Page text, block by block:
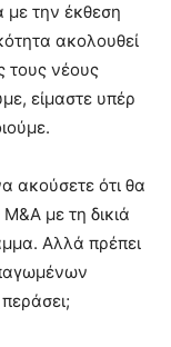
την έκθεση
ακολουθεί
τους νέους
είμαστε υπέρ
ακούσετε ότι θα
με τη δικιά
Αλλά πρέπει